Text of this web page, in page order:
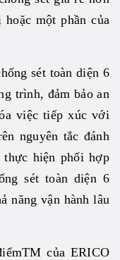
một phần của
sét toàn diện 6
trình, đảm bảo an
việc tiếp xúc với
nguyên tắc đánh
hiện phối hợp
sét toàn diện 6
năng vận hành lâu
của ERICO